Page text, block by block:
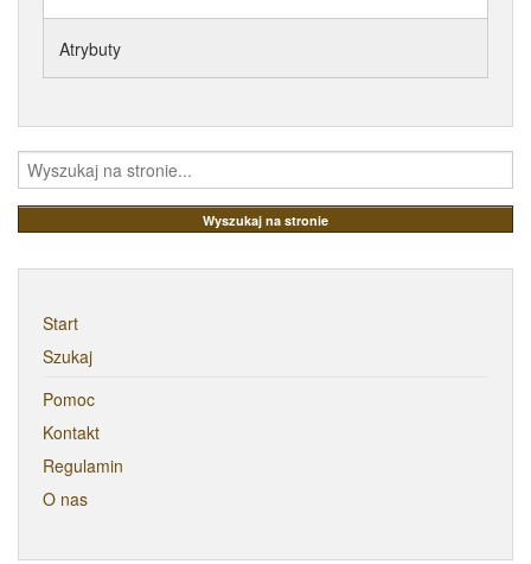
Atrybuty
Start
Szukaj
Pomoc
Kontakt
Regulamin
O nas